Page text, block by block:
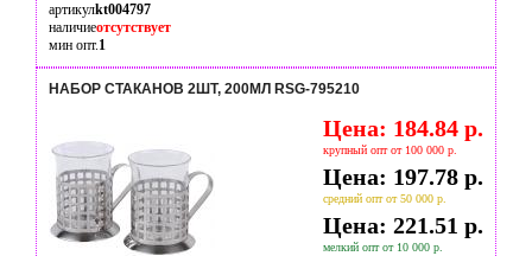
артикулkt004797
наличиеотсутствует
мин опт.1
НАБОР СТАКАНОВ 2ШТ, 200МЛ RSG-795210
Цена: 184.84 р.
крупный опт от 100 000 р.
Цена: 197.78 р.
средний опт от 50 000 р.
Цена: 221.51 р.
мелкий опт от 10 000 р.